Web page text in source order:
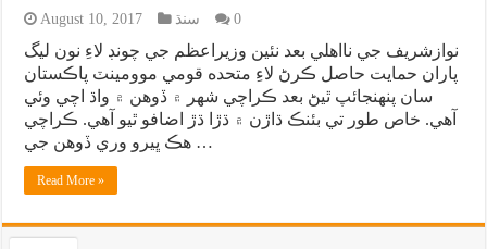
August 10, 2017 سنڌ 0
نوازشريف جي نااهلي بعد نئين وزيراعظم جي چونڊ لاءِ نون ليگ
پاران حمايت حاصل ڪرڻ لاءِ متحده قومي موومينٽ پاڪستان
سان پنهنجائپ ٿيڻ بعد ڪراچي شهر ۾ ڏوهن ۾ واڌ اچي وئي
آهي. خاص طور تي بئنڪ ڌاڙن ۾ ڌڙا ڌڙ اضافو ٿيو آهي. ڪراچي
هڪ ڀيرو وري ڏوهن جي …
Read More »